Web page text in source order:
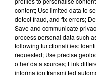
CHRISTOPHE MAE
La Lune
content; Use limited data to
detect fraud, and fix errors;
Save and communicate
process personal data such
following functionalities:
requested; Use precise
other data sources; Link
information transmitted